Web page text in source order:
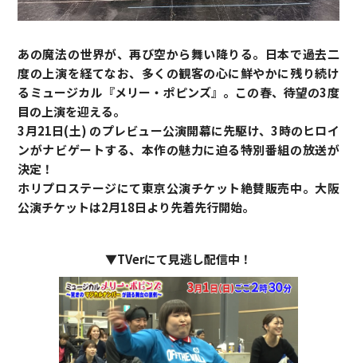
あの魔法の世界が、再び空から舞い降りる。日本で過去二
度の上演を経てなお、多くの観客の心に鮮やかに残り続け
るミュージカル『メリー・ポピンズ』。この春、待望の3度
目の上演を迎える。
3月21日(土) のプレビュー公演開幕に先駆け、3時のヒロイ
ンがナビゲートする、本作の魅力に迫る特別番組の放送が
決定！
ホリプロステージにて東京公演チケット絶賛販売中。大阪
公演チケットは2月18日より先着先行開始。
▼TVerにて見逃し配信中！